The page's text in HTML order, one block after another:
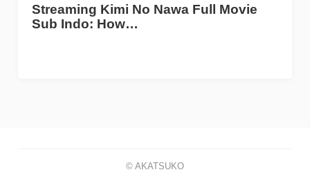
Streaming Kimi No Nawa Full Movie
Sub Indo: How…
© AKATSUKO